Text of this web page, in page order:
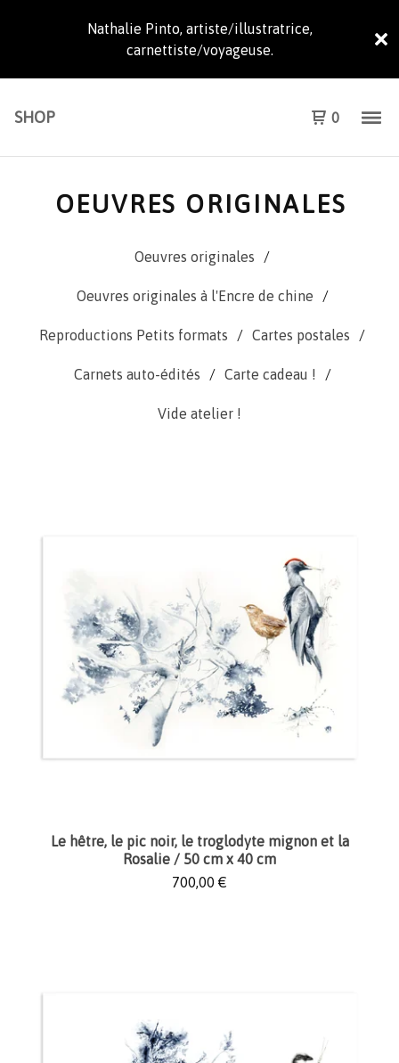
Nathalie Pinto, artiste/illustratrice,
carnettiste/voyageuse.
SHOP 0
OEUVRES ORIGINALES
Oeuvres originales
Oeuvres originales à l'Encre de chine
Reproductions Petits formats Cartes postales
Carnets auto-édités Carte cadeau !
Vide atelier !
Le hêtre, le pic noir, le troglodyte mignon et la
Rosalie / 50 cm x 40 cm
700,00 €